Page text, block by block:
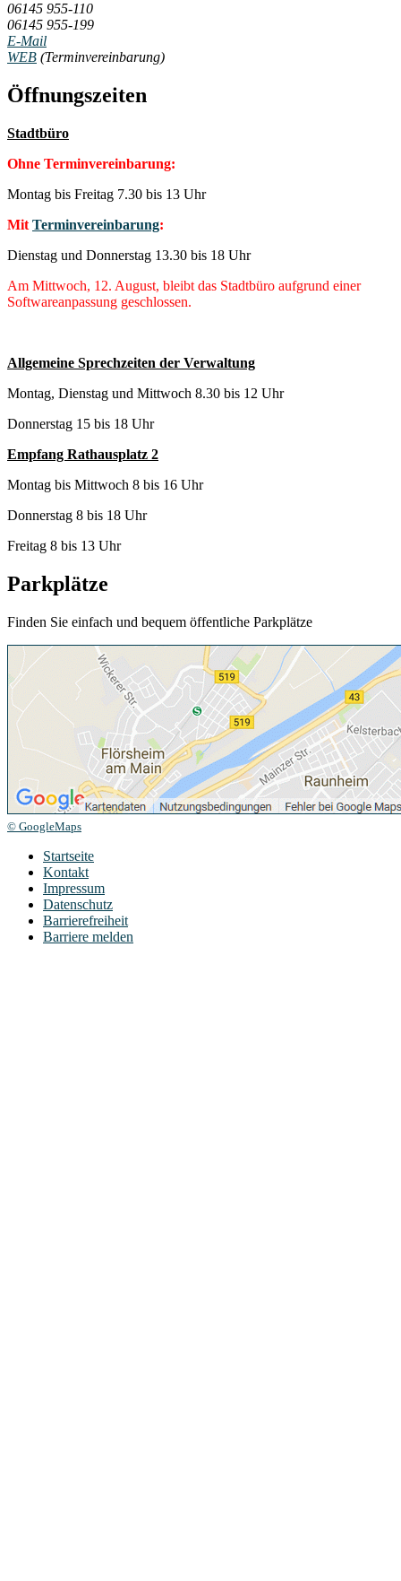
06145 955-110
06145 955-199
E-Mail
WEB (Terminvereinbarung)
Öffnungszeiten
Stadtbüro
Ohne Terminvereinbarung:
Montag bis Freitag 7.30 bis 13 Uhr
Mit Terminvereinbarung:
Dienstag und Donnerstag 13.30 bis 18 Uhr
Am Mittwoch, 12. August, bleibt das Stadtbüro aufgrund einer
Softwareanpassung geschlossen.
Allgemeine Sprechzeiten der Verwaltung
Montag, Dienstag und Mittwoch 8.30 bis 12 Uhr
Donnerstag 15 bis 18 Uhr
Empfang Rathausplatz 2
Montag bis Mittwoch 8 bis 16 Uhr
Donnerstag 8 bis 18 Uhr
Freitag 8 bis 13 Uhr
Parkplätze
Finden Sie einfach und bequem öffentliche Parkplätze
© GoogleMaps
Startseite
Kontakt
Impressum
Datenschutz
Barrierefreiheit
Barriere melden